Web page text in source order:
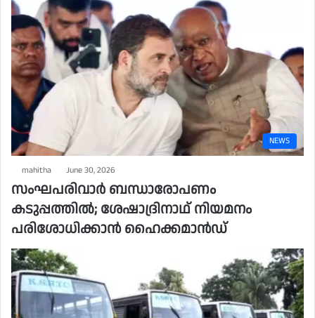
NEWS
mahitha June 30, 2026
സംഘപരിവാർ ബന്ധാരോപണം
കടുപ്പത്തിൽ; ശേഷാദ്രിനാഥ് നിയമനം
പരിശോധിക്കാൻ ഹൈക്കമാൻഡ്